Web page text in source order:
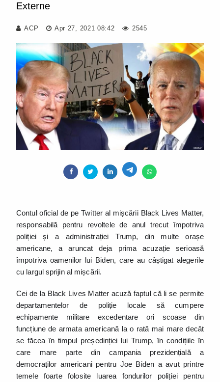
Externe
ACP Apr 27, 2021 08:42 2545
Contul oficial de pe Twitter al mișcării Black Lives Matter,
responsabilă pentru revoltele de anul trecut împotriva
poliției și a administrației Trump, din multe orașe
americane, a aruncat deja prima acuzație serioasă
împotriva oamenilor lui Biden, care au câștigat alegerile
cu largul sprijin al mișcării.
Cei de la Black Lives Matter acuză faptul că li se permite
departamentelor de poliție locale să cumpere
echipamente militare excedentare ori scoase din
funcțiune de armata americană la o rată mai mare decât
se făcea în timpul președinției lui Trump, în condițiile în
care mare parte din campania prezidențială a
democraților americani pentru Joe Biden a avut printre
temele foarte folosite luarea fondurilor poliției pentru